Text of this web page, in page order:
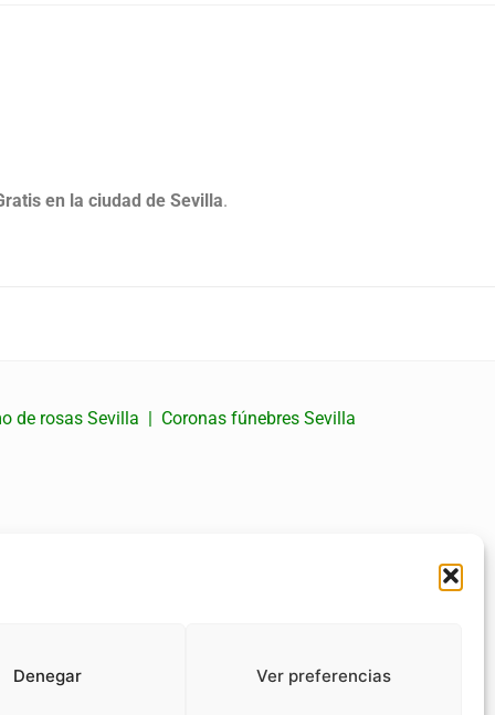
Denegar Ver preferencias
en la ciudad de Sevilla.
de rosas Sevilla | Coronas fúnebres Sevilla